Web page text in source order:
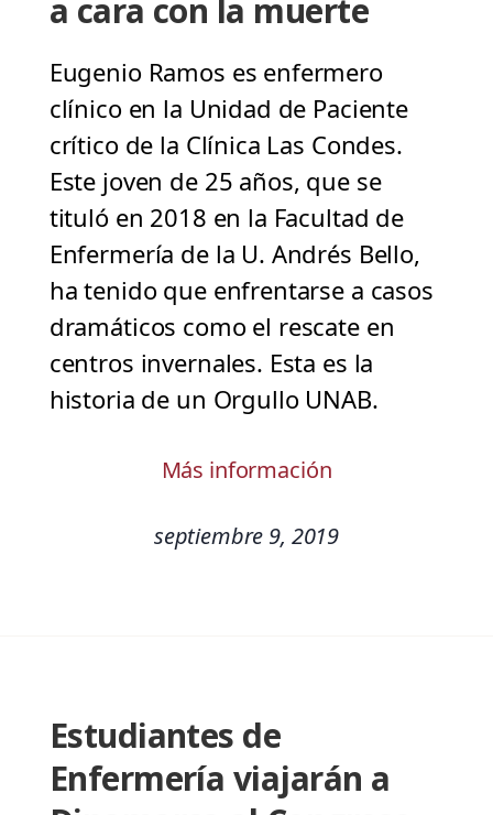
a cara con la muerte
Eugenio Ramos es enfermero
clínico en la Unidad de Paciente
crítico de la Clínica Las Condes.
Este joven de 25 años, que se
tituló en 2018 en la Facultad de
Enfermería de la U. Andrés Bello,
ha tenido que enfrentarse a casos
dramáticos como el rescate en
centros invernales. Esta es la
historia de un Orgullo UNAB.
Más información
septiembre 9, 2019
Estudiantes de
Enfermería viajarán a